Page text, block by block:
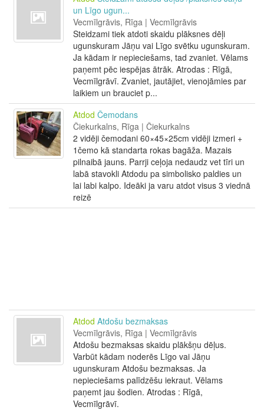
un Līgo ugun...
Vecmīlgrāvis, Rīga | Vecmīlgrāvis
Steidzami tiek atdoti skaidu plāksnes dēļi
ugunskuram Jāņu vai Līgo svētku ugunskuram.
Ja kādam ir nepieciešams, tad zvaniet. Vēlams
paņemt pēc iespējas ātrāk. Atrodas : Rīgā,
Vecmīlgrāvī. Zvaniet, jautājiet, vienojāmies par
laikiem un brauciet p...
Atdod Čemodans
Čiekurkalns, Rīga | Čiekurkalns
2 vidēji čemodani 60×45×25cm vidēji izmeri +
1čemo kā standarta rokas bagāža. Mazais
pilnaibā jauns. Parrji ceļoja nedaudz vet tīri un
labā stavokli Atdodu pa simbolisko paldies un
lai labi kalpo. Ideāki ja varu atdot visus 3 viednā
reizē
Atdod Atdošu bezmaksas
Vecmīlgrāvis, Rīga | Vecmīlgrāvis
Atdošu bezmaksas skaidu plākšņu dēļus.
Varbūt kādam noderēs Līgo vai Jāņu
ugunskuram Atdošu bezmaksas. Ja
nepieciešams palīdzēšu iekraut. Vēlams
paņemt jau šodien. Atrodas : Rīgā,
Vecmīlgrāvī.